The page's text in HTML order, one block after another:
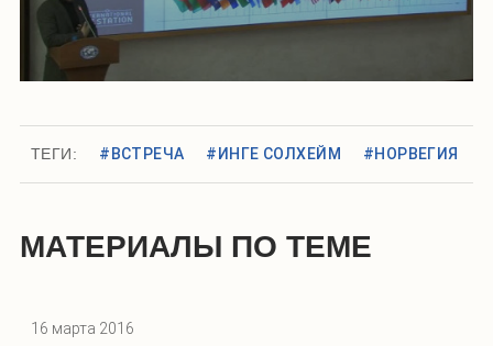
ТЕГИ: #ВСТРЕЧА #ИНГЕ СОЛХЕЙМ #НОРВЕГИЯ
МАТЕРИАЛЫ ПО ТЕМЕ
16 марта 2016